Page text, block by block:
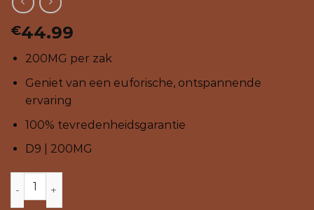
€44.99
200MG per zak
Geniet van een euforische, ontspannende
ervaring
100% tevredenheidsgarantie
D9 | 200MG
INFUSED POPCORN aantal